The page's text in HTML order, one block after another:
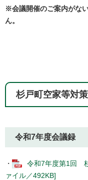
※会議開催のご案内がな
ん。
杉戸町空家等対
令和7年度会議録
・
令和7年度第1回
ァイル／492KB]